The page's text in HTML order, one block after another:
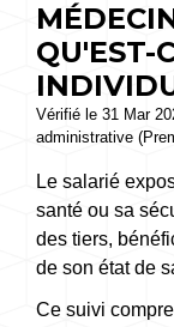
QU'EST-
Vérifié le 31 Mar
administrative
Le salarié
santé ou sa
des tiers,
de son état de
Ce suivi